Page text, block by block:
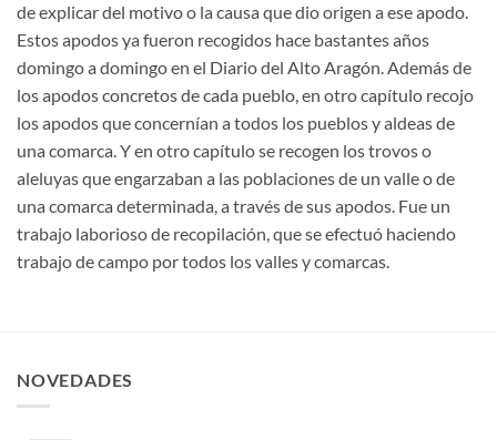
de explicar del motivo o la causa que dio origen a ese apodo.
Estos apodos ya fueron recogidos hace bastantes años
domingo a domingo en el Diario del Alto Aragón. Además de
los apodos concretos de cada pueblo, en otro capítulo recojo
los apodos que concernían a todos los pueblos y aldeas de
una comarca. Y en otro capítulo se recogen los trovos o
aleluyas que engarzaban a las poblaciones de un valle o de
una comarca determinada, a través de sus apodos. Fue un
trabajo laborioso de recopilación, que se efectuó haciendo
trabajo de campo por todos los valles y comarcas.
NOVEDADES